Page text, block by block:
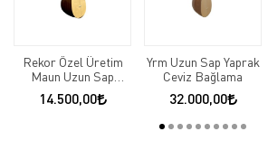
Rekor Özel Üretim
Maun Uzun Sap
Bağlama
14.500,00
Yrm Uzun Sap Yaprak
Ceviz Bağlama
32.000,00